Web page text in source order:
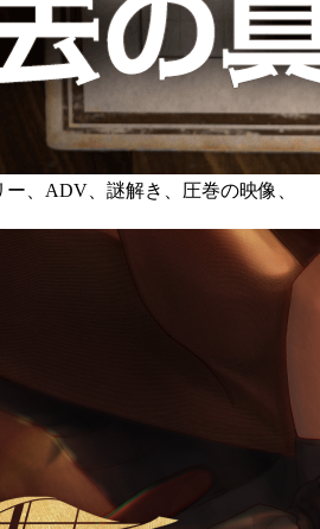
、ADV、謎解き、圧巻の映像、